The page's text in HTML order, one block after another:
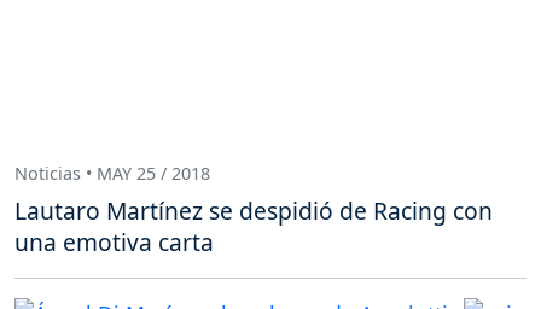
Noticias • MAY 25 / 2018
Lautaro Martínez se despidió de Racing con
una emotiva carta